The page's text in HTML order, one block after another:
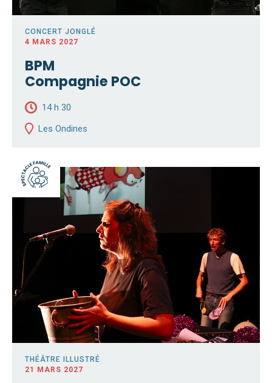
CONCERT JONGLÉ
4 MARS 2027
BPM
Compagnie POC
14 h 30
Les Ondines
THÉÂTRE ILLUSTRÉ
21 MARS 2027